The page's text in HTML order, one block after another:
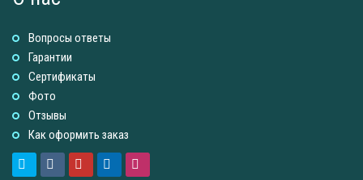
Вопросы ответы
Гарантии
Сертификаты
Фото
Отзывы
Как оформить заказ